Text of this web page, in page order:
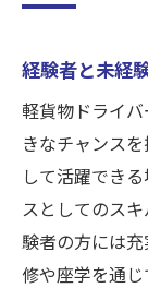
ート
未経験
独立
未
横乗
経験者と未経
軽貨物ドライ
きなチャンス
して活躍でき
スとしてのス
験者の方には
修や座学を通